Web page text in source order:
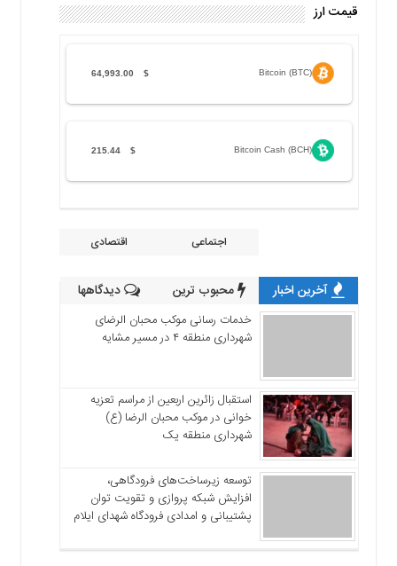
قیمت ارز
Bitcoin (BTC)
$
64,993.00
Bitcoin Cash (BCH)
$
215.44
اجتماعی اقتصادی
آخرین اخبار محبوب ترین دیدگاهها
خدمات رسانی موکب محبان الرضای
شهرداری منطقه ۴ در مسیر مشایه
استقبال زائرین اربعین از مراسم تعزیه
خوانی در موکب محبان الرضا (ع)
شهرداری منطقه یک
توسعه زیرساخت‌های فرودگاهی،
افزایش شبکه پروازی و تقویت توان
پشتیبانی و امدادی فرودگاه شهدای ایلام